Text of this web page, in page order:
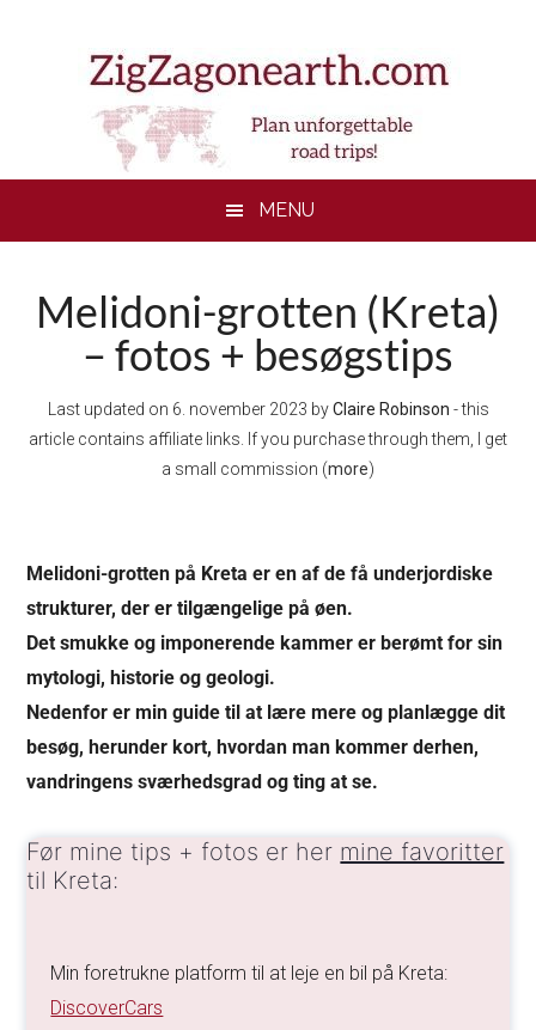
MENU
Melidoni-grotten (Kreta)
– fotos + besøgstips
Last updated on 6. november 2023 byClaire Robinson - this
article contains affiliate links. If you purchase through them, I get
a small commission (more)
Melidoni-grotten på Kreta er en af de få underjordiske
strukturer, der er tilgængelige på øen.
Det smukke og imponerende kammer er berømt for sin
mytologi, historie og geologi.
Nedenfor er min guide til at lære mere og planlægge dit
besøg, herunder kort, hvordan man kommer derhen,
vandringens sværhedsgrad og ting at se.
Før mine tips + fotos er her mine favoritter
til Kreta:
Min foretrukne platform til at leje en bil på Kreta:
DiscoverCars